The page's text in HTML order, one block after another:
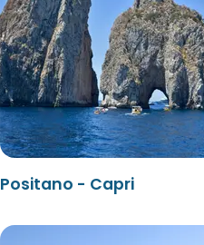
Positano - Capri